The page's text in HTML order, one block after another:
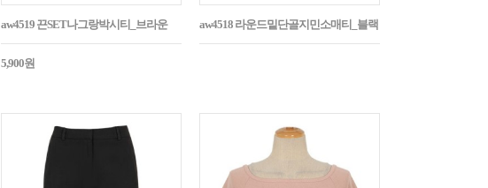
aw4519 끈SET나그랑박시티_브라운
5,900원
aw4518 라운드밑단골지민소매티_블랙